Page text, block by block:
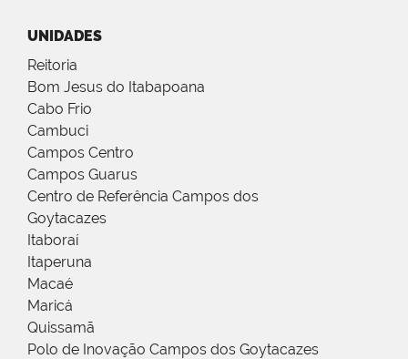
UNIDADES
Reitoria
Bom Jesus do Itabapoana
Cabo Frio
Cambuci
Campos Centro
Campos Guarus
Centro de Referência Campos dos
Goytacazes
Itaboraí
Itaperuna
Macaé
Maricá
Quissamã
Polo de Inovação Campos dos Goytacazes